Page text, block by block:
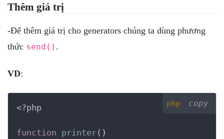
Thêm giá trị
-Để thêm giá trị cho generators chúng ta dùng phương
thức send() .
VD:
php copy
<?php
function printer()